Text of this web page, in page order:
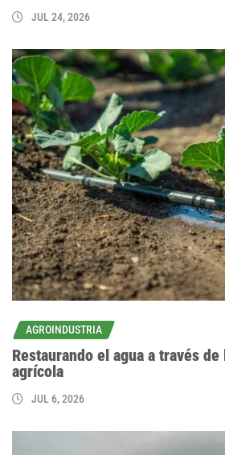
JUL 24, 2026
AGROINDUSTRIA
Restaurando el agua a través
agrícola
JUL 6, 2026